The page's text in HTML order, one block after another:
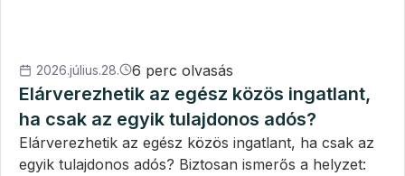
2026.július.28. 6 perc olvasás
Elárverezhetik az egész közös ingatlant,
ha csak az egyik tulajdonos adós?
Elárverezhetik az egész közös ingatlant, ha csak az
egyik tulajdonos adós? Biztosan ismerős a helyzet: